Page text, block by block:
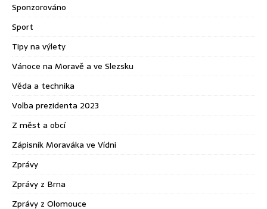
Sponzorováno
Sport
Tipy na výlety
Vánoce na Moravě a ve Slezsku
Věda a technika
Volba prezidenta 2023
Z měst a obcí
Zápisník Moraváka ve Vídni
Zprávy
Zprávy z Brna
Zprávy z Olomouce